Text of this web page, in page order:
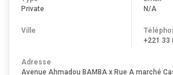
Private
Ville
N/A
+221 33
Adresse
Avenue Ahmadou BAMBA x Rue A marché